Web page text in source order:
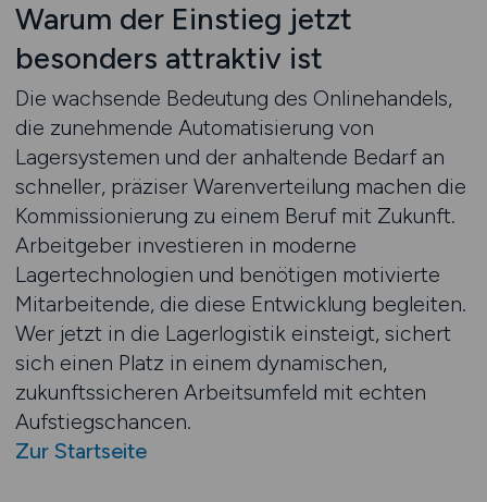
Warum der Einstieg jetzt
besonders attraktiv ist
Die wachsende Bedeutung des Onlinehandels,
die zunehmende Automatisierung von
Lagersystemen und der anhaltende Bedarf an
schneller, präziser Warenverteilung machen die
Kommissionierung zu einem Beruf mit Zukunft.
Arbeitgeber investieren in moderne
Lagertechnologien und benötigen motivierte
Mitarbeitende, die diese Entwicklung begleiten.
Wer jetzt in die Lagerlogistik einsteigt, sichert
sich einen Platz in einem dynamischen,
zukunftssicheren Arbeitsumfeld mit echten
Aufstiegschancen.
Zur Startseite